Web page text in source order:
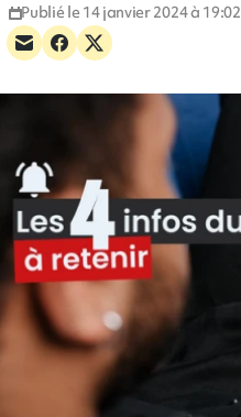
Publié le 14 janvier 2024 à 19:02